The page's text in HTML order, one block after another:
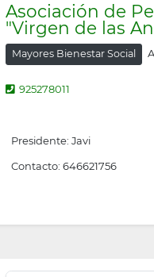
Asociación de
"Virgen de las
Mayores Bienestar Social
925278011
Presidente: Javi
Contacto: 646621756